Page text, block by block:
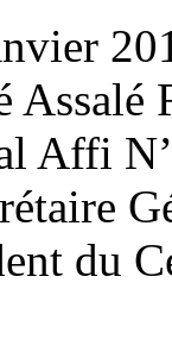
Affi
du